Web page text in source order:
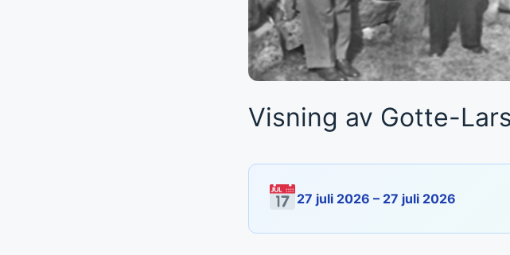
Visning av Gotte-
27 juli 2026 – 27 juli 2026